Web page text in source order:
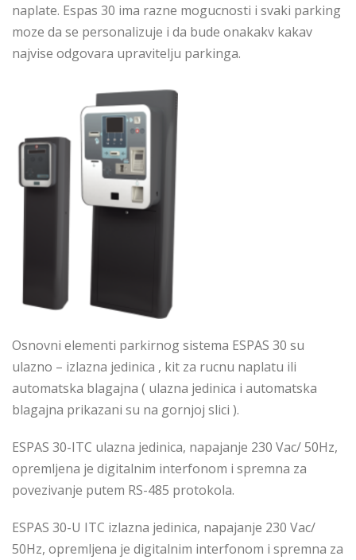
naplate. Espas 30 ima razne mogucnosti i svaki parking
moze da se personalizuje i da bude onakakv kakav
najvise odgovara upravitelju parkinga.
Osnovni elementi parkirnog sistema ESPAS 30 su
ulazno – izlazna jedinica , kit za rucnu naplatu ili
automatska blagajna ( ulazna jedinica i automatska
blagajna prikazani su na gornjoj slici ).
ESPAS 30-ITC ulazna jedinica, napajanje 230 Vac/ 50Hz,
opremljena je digitalnim interfonom i spremna za
povezivanje putem RS-485 protokola.
ESPAS 30-U ITC izlazna jedinica, napajanje 230 Vac/
50Hz, opremljena je digitalnim interfonom i spremna za